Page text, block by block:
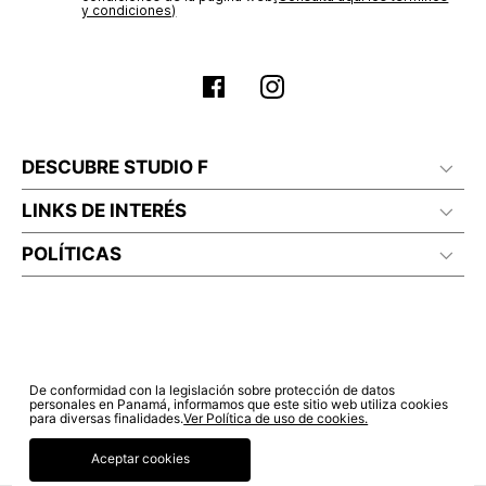
No lavado en seco
estado de tu compra puedes ingresar al menú de “Mi cuenta -
y condiciones)
DESCUBRE STUDIO F
LINKS DE INTERÉS
POLÍTICAS
De conformidad con la legislación sobre protección de datos
personales en Panamá, informamos que este sitio web utiliza cookies
para diversas finalidades.Ver Política de uso de cookies.
Aceptar cookies